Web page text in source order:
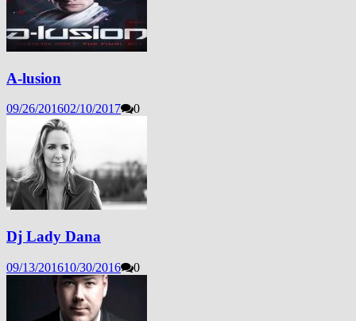
A-lusion
09/26/201602/10/2017 0
Dj Lady Dana
09/13/201610/30/2016 0